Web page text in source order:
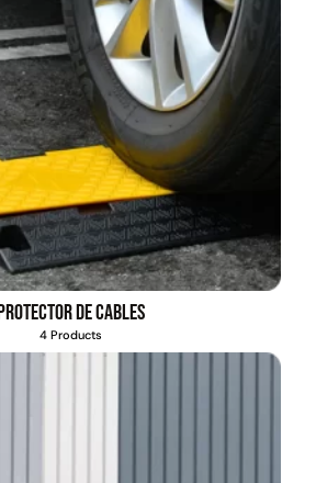
de cables
4 Products